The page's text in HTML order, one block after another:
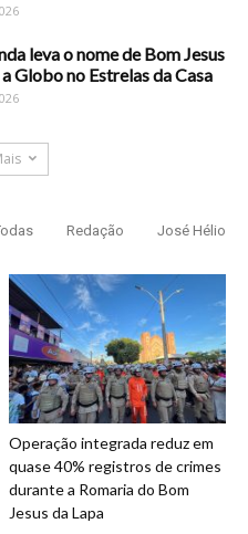
leva o nome de Bom Jesus
Globo no Estrelas da Casa
Redação José Hélio
Operação integrada reduz em
quase 40% registros de crimes
durante a Romaria do Bom
Jesus da Lapa